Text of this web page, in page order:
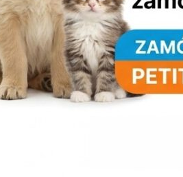
ponad 1m długości Statek
wewnętrzne...